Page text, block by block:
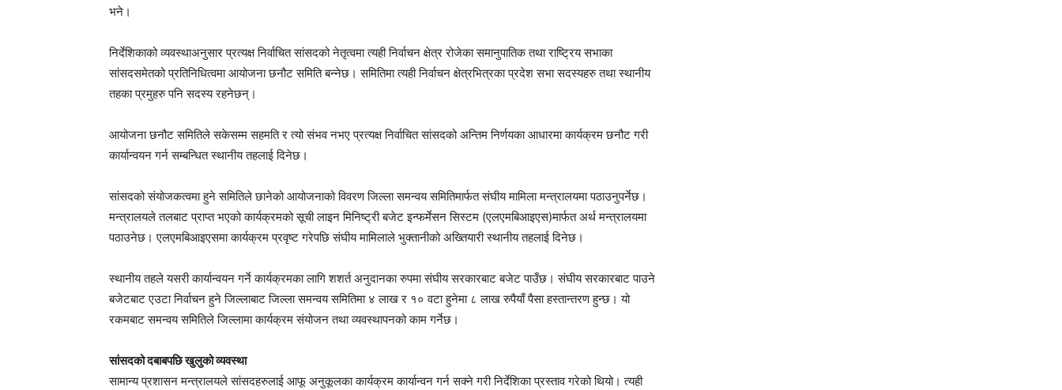
भने।
निर्देशिकाको व्यवस्थाअनुसार प्रत्यक्ष निर्वाचित सांसदको नेतृत्वमा त्यही निर्वाचन क्षेत्र रोजेका समानुपातिक तथा राष्ट्रिय सभाका
सांसदसमेतको प्रतिनिधित्वमा आयोजना छनौट समिति बन्नेछ। समितिमा त्यही निर्वाचन क्षेत्रभित्रका प्रदेश सभा सदस्यहरु तथा स्थानीय
तहका प्रमुहरु पनि सदस्य रहनेछन्।
आयोजना छनौट समितिले सकेसम्म सहमति र त्यो संभव नभए प्रत्यक्ष निर्वाचित सांसदको अन्तिम निर्णयका आधारमा कार्यक्रम छनौट गरी
कार्यान्वयन गर्न सम्बन्धित स्थानीय तहलाई दिनेछ।
सांसदको संयोजकत्वमा हुने समितिले छानेको आयोजनाको विवरण जिल्ला समन्वय समितिमार्फत संघीय मामिला मन्त्रालयमा पठाउनुपर्नेछ।
मन्त्रालयले तलबाट प्राप्त भएको कार्यक्रमको सूची लाइन मिनिष्ट्री बजेट इन्फर्मेसन सिस्टम (एलएमबिआइएस)मार्फत अर्थ मन्त्रालयमा
पठाउनेछ। एलएमबिआइएसमा कार्यक्रम प्रवृष्ट गरेपछि संघीय मामिलाले भुक्तानीको अख्तियारी स्थानीय तहलाई दिनेछ।
स्थानीय तहले यसरी कार्यान्वयन गर्ने कार्यक्रमका लागि शशर्त अनुदानका रुपमा संघीय सरकारबाट बजेट पाउँछ। संघीय सरकारबाट पाउने
बजेटबाट एउटा निर्वाचन हुने जिल्लाबाट जिल्ला समन्वय समितिमा ४ लाख र १० वटा हुनेमा ८ लाख रुपैयाँ पैसा हस्तान्तरण हुन्छ। यो
रकमबाट समन्वय समितिले जिल्लामा कार्यक्रम संयोजन तथा व्यवस्थापनको काम गर्नेछ।
सांसदको दबाबपछि खुलुको व्यवस्था
सामान्य प्रशासन मन्त्रालयले सांसदहरुलाई आफू अनुकूलका कार्यक्रम कार्यान्वन गर्न सक्ने गरी निर्देशिका प्रस्ताव गरेको थियो। त्यही